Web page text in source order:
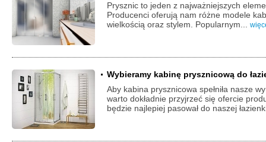
Prysznic to jeden z najważniejszych
Producenci oferują nam różne modele
wielkością oraz stylem. Popularnym...
Wybieramy kabinę prysznicową do
Aby kabina prysznicowa spełniła nasze
warto dokładnie przyjrzeć się ofercie
będzie najlepiej pasował do naszej